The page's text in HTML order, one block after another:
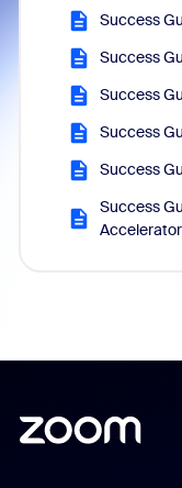
Success
Success
Success
Success
Success
Success
Accelerator